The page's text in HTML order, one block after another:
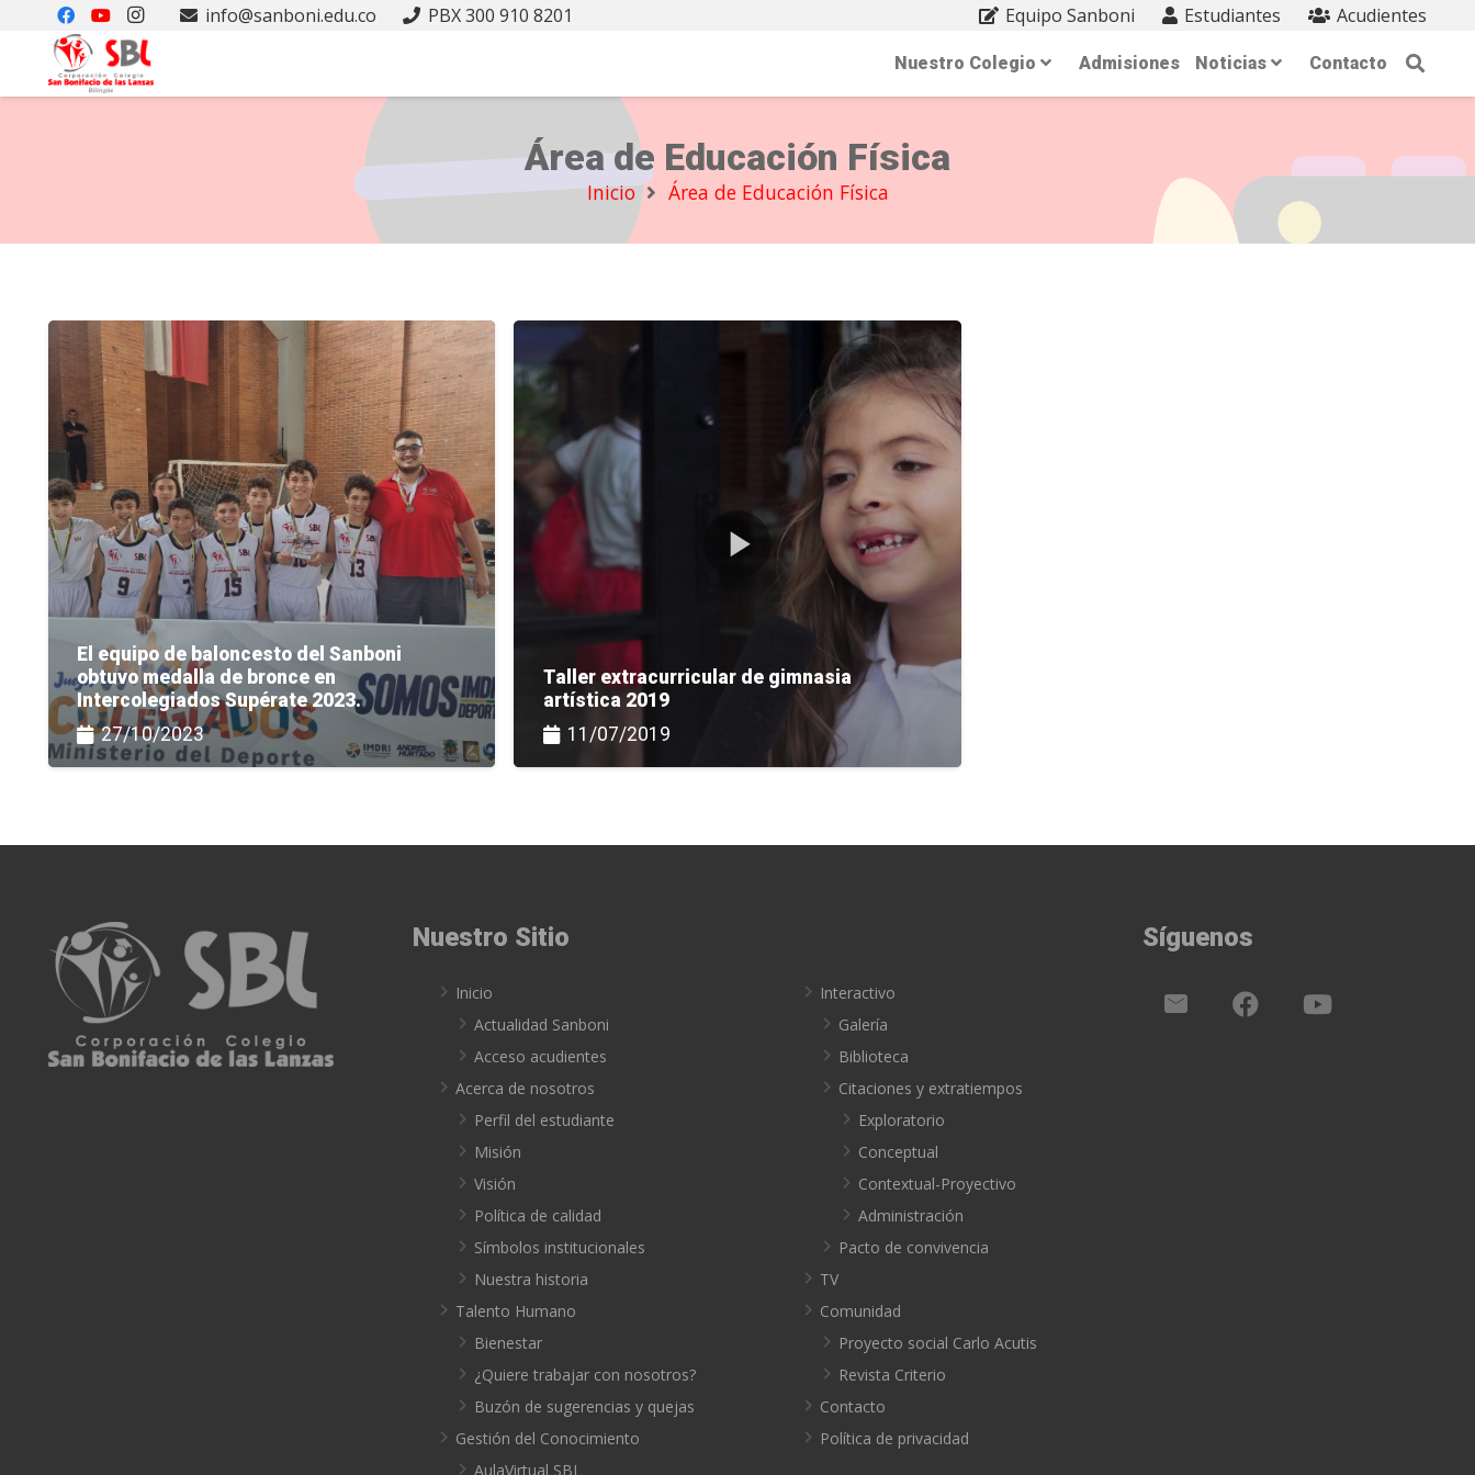
info@sanboni.edu.co PBX 300 910 8201 Equipo Sanboni Estudiantes Acudientes
Nuestro Colegio Admisiones Noticias Contacto
Área de Educación Física
Inicio Área de Educación Física
El equipo de baloncesto del Sanboni
obtuvo medalla de bronce en
Intercolegiados Supérate 2023.
27/10/2023
Taller extracurricular de gimnasia
artística 2019
11/07/2019
Nuestro Sitio
Inicio
Actualidad Sanboni
Acceso acudientes
Acerca de nosotros
Perfil del estudiante
Misión
Visión
Política de calidad
Símbolos institucionales
Nuestra historia
Talento Humano
Bienestar
¿Quiere trabajar con nosotros?
Buzón de sugerencias y quejas
Gestión del Conocimiento
AulaVirtual SBL
Interactivo
Galería
Biblioteca
Citaciones y extratiempos
Exploratorio
Conceptual
Contextual-Proyectivo
Administración
Pacto de convivencia
TV
Comunidad
Proyecto social Carlo Acutis
Revista Criterio
Contacto
Política de privacidad
Síguenos